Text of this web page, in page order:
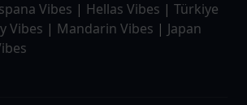
Vibes | Hellas Vibes | Türkiye
Vibes | Mandarin Vibes | Japan